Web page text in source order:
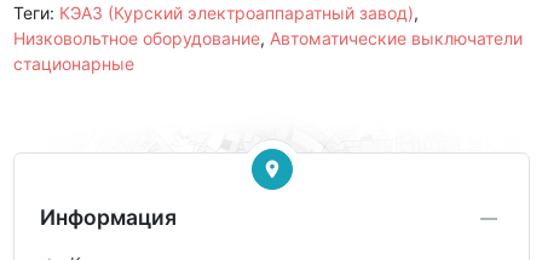
Теги: КЭАЗ (Курский электроаппаратный завод),
Низковольтное оборудование, Автоматические выключатели
стационарные
Информация